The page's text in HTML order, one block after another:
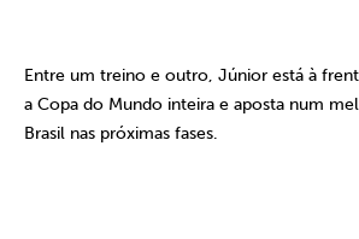
Entre um treino e outro, Júnior está à
a Copa do Mundo inteira e aposta num
Brasil nas próximas fases.